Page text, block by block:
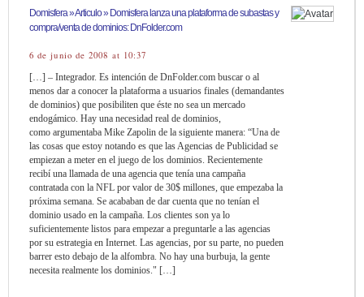
Domisfera » Articulo » Domisfera lanza una plataforma de subastas y
compra/venta de dominios: DnFolder.com
6 de junio de 2008 at 10:37
[…] – Integrador. Es intención de DnFolder.com buscar o al
menos dar a conocer la plataforma a usuarios finales (demandantes
de dominios) que posibiliten que éste no sea un mercado
endogámico. Hay una necesidad real de dominios,
como argumentaba Mike Zapolin de la siguiente manera: “Una de
las cosas que estoy notando es que las Agencias de Publicidad se
empiezan a meter en el juego de los dominios. Recientemente
recibí una llamada de una agencia que tenía una campaña
contratada con la NFL por valor de 30$ millones, que empezaba la
próxima semana. Se acababan de dar cuenta que no tenían el
dominio usado en la campaña. Los clientes son ya lo
suficientemente listos para empezar a preguntarle a las agencias
por su estrategia en Internet. Las agencias, por su parte, no pueden
barrer esto debajo de la alfombra. No hay una burbuja, la gente
necesita realmente los dominios." […]